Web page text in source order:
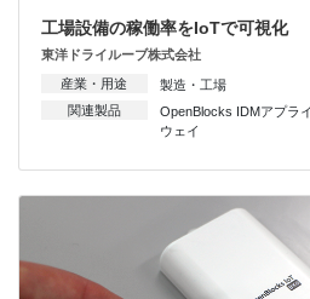
工場設備の稼働率をIoTで可視化
東洋ドライルーブ株式会社
産業・用途
製造・工場
関連製品
OpenBlocks IDMアプラ
ウェイ